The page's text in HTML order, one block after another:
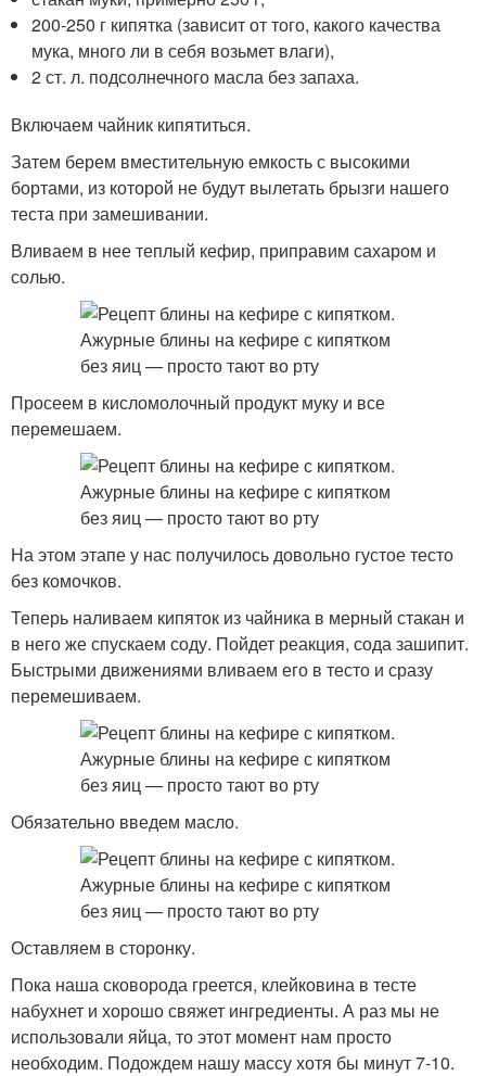
200-250 г кипятка (зависит от того, какого качества
мука, много ли в себя возьмет влаги),
2 ст. л. подсолнечного масла без запаха.
Включаем чайник кипятиться.
Затем берем вместительную емкость с высокими
бортами, из которой не будут вылетать брызги нашего
теста при замешивании.
Вливаем в нее теплый кефир, приправим сахаром и
солью.
Просеем в кисломолочный продукт муку и все
перемешаем.
На этом этапе у нас получилось довольно густое тесто
без комочков.
Теперь наливаем кипяток из чайника в мерный стакан и
в него же спускаем соду. Пойдет реакция, сода зашипит.
Быстрыми движениями вливаем его в тесто и сразу
перемешиваем.
Обязательно введем масло.
Оставляем в сторонку.
Пока наша сковорода греется, клейковина в тесте
набухнет и хорошо свяжет ингредиенты. А раз мы не
использовали яйца, то этот момент нам просто
необходим. Подождем нашу массу хотя бы минут 7-10.